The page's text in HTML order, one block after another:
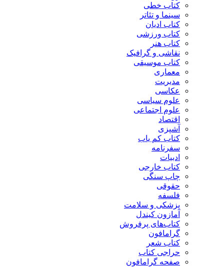
کتاب خطی
سینما و تئاتر
کتاب ادیان
کتاب ورزشی
کتاب هنر
نقاشی و گرافیک
کتاب موسیقی
معماری
مدیریت
عکاسی
علوم سیاسی
علوم اجتماعی
اقتصاد
آشپزی
کتاب کم یاب
سفرنامه
ادبیات
کتاب خارجی
چاپ سنگی
حقوقی
فلسفه
پزشکی و سلامت
آمازون کیندل
کتاب‌های پرفروش
گرامافون
کتاب شعر
حراجی کتاب
صفحه گرامافون